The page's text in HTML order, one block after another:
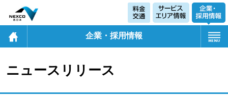
企業・採用情報
ニュースリリース